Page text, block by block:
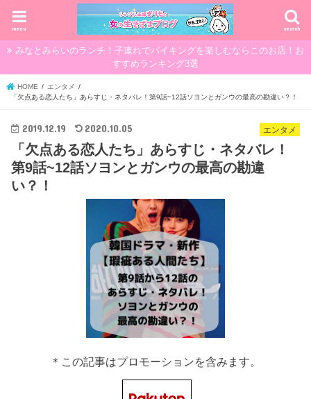
search
menu
みなとみらいのランチ！子連れでバイキングを楽しむならこのお店！お
すすめランキング3選
HOME
エンタメ
「欠点ある恋人たち」あらすじ・ネタバレ！第9話~12話ソヨンとガンウの最高の勘違い？！
エンタメ
2019.12.19 2020.10.05
「欠点ある恋人たち」あらすじ・ネタバレ！
第9話~12話ソヨンとガンウの最高の勘違
い？！
＊この記事はプロモーションを含みます。